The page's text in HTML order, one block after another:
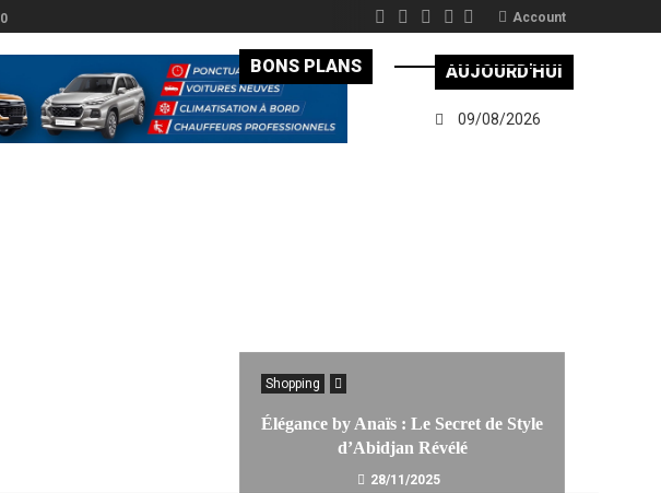
0 Account
AUJOURD'HUI
09/08/2026
BONS PLANS
Shopping
Élégance by Anaïs : Le Secret de Style
d’Abidjan Révélé
28/11/2025